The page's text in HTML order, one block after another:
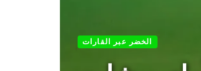
الخضر عبر القارات